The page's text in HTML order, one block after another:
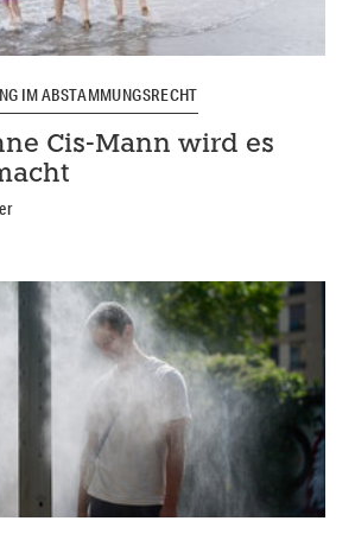
IM ABSTAMMUNGSRECHT
Cis-Mann wird es